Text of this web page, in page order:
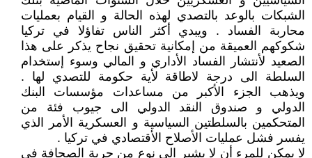
الشبكات بالوعد بالتصدي لهذه الحالة و القيام بعمليات
محاربة الفساد . ويبدي أكثر الناس تفاؤلا في تركيا
شكوكهم العميقة من إمكانية تحقيق نجاح يذكر على هذا
الصعيد لأنتشار الفساد الأداري و المالي وسوء إستخدام
السلطة الى درجة لاطاقة لأية حكومة للتصدي لها .
ويذهب الجزء الأكبر من مساعدات مؤسسات البنك
الدولي و صندوق النقد الدولي الى جيوب فئة من
المتحكمين بالسلطتين السياسية و العسكرية الأمر الذي
يفسر فشل عمليات الأصلاح الأقتصادي في تركيا .
لا يمكن للمرء أن لا يشير الى نوع من حرية الصحافة في